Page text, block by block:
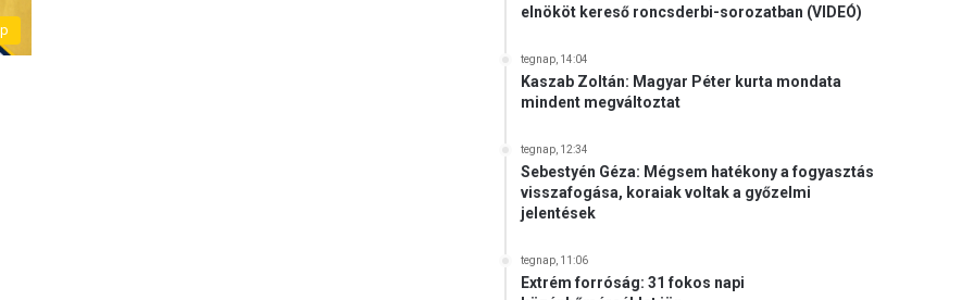
elnököt kereső roncsderbi-sorozatban (VIDEÓ)
tegnap, 14:04
Kaszab Zoltán: Magyar Péter kurta mondata
mindent megváltoztat
tegnap, 12:34
Sebestyén Géza: Mégsem hatékony a fogyasztás
visszafogása, koraiak voltak a győzelmi
jelentések
tegnap, 11:06
Extrém forróság: 31 fokos napi